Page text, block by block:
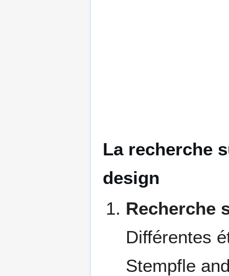
La recherche
design
Recherche
Différentes
Stempfle